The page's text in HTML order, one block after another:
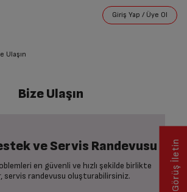
Ulaşın
Bize Ulaşın
ve Servis Randevusu
en güvenli ve hızlı şekilde birlikte
servis randevusu oluşturabilirsiniz.
Görüş İletin